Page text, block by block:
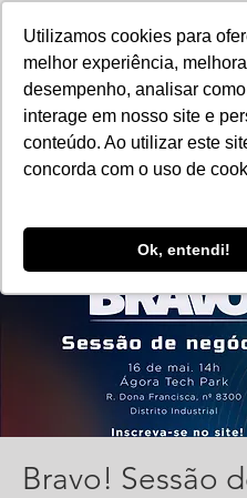
Utilizamos cookies para
melhor experiência,
desempenho, analisar
interage em nosso site e
conteúdo. Ao utilizar este
concorda com o uso de
Ok, entendi!
Bravo! Sessão